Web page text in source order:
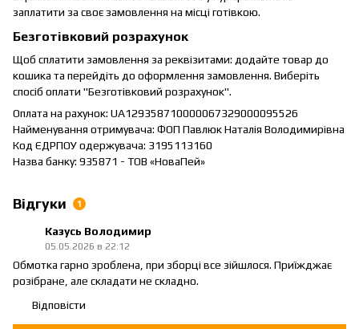
заплатити за своє замовлення на місці готівкою.
Безготівковий розрахунок
Щоб сплатити замовлення за реквізитами: додайте товар до
кошика та перейдіть до оформлення замовлення. Виберіть
спосіб оплати "Безготівковий розрахунок".
Оплата на рахунок: UA129358710000067329000095526
Найменування отримувача: ФОП Павлюк Наталія Володимирівна
Код ЄДРПОУ одержувача: 3195113160
Назва банку: 935871 - ТОВ «НоваПей»
Відгуки 1
Казусь Володимир
05.05.2026 в 22:12
Обмотка гарно зроблена, при зборці все зійшлося. Приїжджає
розібране, але складати не складно.
Відповісти